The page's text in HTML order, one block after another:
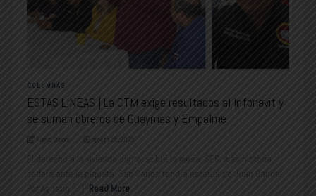
COLUMNAS
ESTAS LÍNEAS | La CTM exige resultados al Infonavit y
se suman obreros de Guaymas y Empalme
Nuevo Sonora agosto 25, 2025
El derecho a la vivienda digna, sobre la mesa; SEC: más historia
cederá ante la piqueta; San Carlos tendrá estatua de Juan Gabriel
Por Agustín [...]
Read More